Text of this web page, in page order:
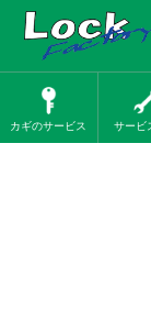
カギのサービス サービ